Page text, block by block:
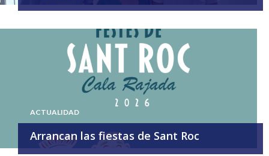
ACTUALIDAD
Arrancan las fiestas de Sant Roc